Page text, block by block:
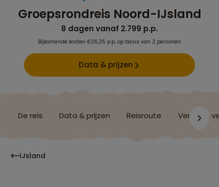
Groepsrondreis Noord-IJsland
8 dagen vanaf 2.799 p.p.
Bijkomende kosten €26,25 p.p. op basis van 2 personen
Data & prijzen
De reis Data & prijzen Reisroute Verblijf &
IJsland